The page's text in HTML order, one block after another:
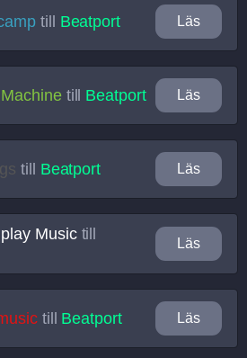
till Beatport Läs
till Beatport Läs
till Beatport Läs
Musictill
Läs
till Beatport Läs